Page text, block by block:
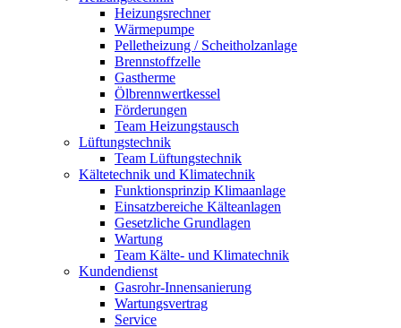
Heizungsrechner
Wärmepumpe
Pelletheizung / Scheitholzanlage
Brennstoffzelle
Gastherme
Ölbrennwertkessel
Förderungen
Team Heizungstausch
Lüftungstechnik
Team Lüftungstechnik
Kältetechnik und Klimatechnik
Funktionsprinzip Klimaanlage
Einsatzbereiche Kälteanlagen
Gesetzliche Grundlagen
Wartung
Team Kälte- und Klimatechnik
Kundendienst
Gasrohr-Innensanierung
Wartungsvertrag
Service